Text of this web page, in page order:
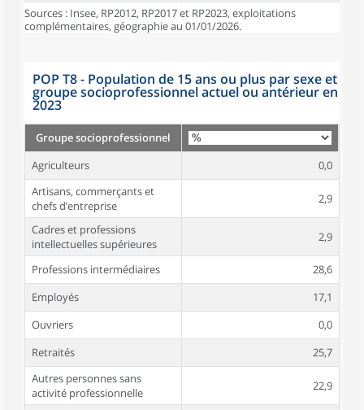
Sources : Insee, RP2012, RP2017 et RP2023, exploitations
complémentaires, géographie au 01/01/2026.
POP T8 - Population de 15 ans ou plus par sexe et
groupe socioprofessionnel actuel ou antérieur en
2023
Groupe socioprofessionnel
Agriculteurs
0,0
Artisans, commerçants et
chefs d’entreprise
2,9
Cadres et professions
intellectuelles supérieures
2,9
Professions intermédiaires
28,6
Employés
17,1
Ouvriers
0,0
Retraités
25,7
Autres personnes sans
activité professionnelle
22,9